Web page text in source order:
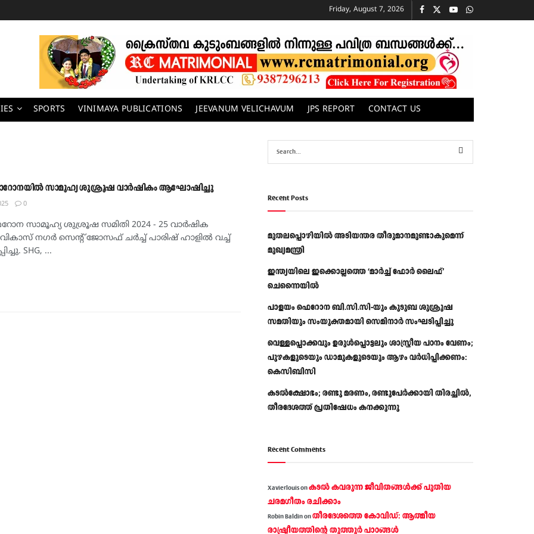
Friday, August 7, 2026
SPORTS VINIMAYA PUBLICATIONS JEEVANUM VELICHAVUM JPS REPORT CONTACT US
സാമൂഹ്യ ശുശ്രൂഷ വാർഷികം ആഘോഷിച്ചു
0
സാമൂഹ്യ ശുശ്രൂഷ സമിതി 2024 - 25 വാർഷിക
നഗർ സെന്റ് ജോസഫ് ചർച്ച് പാരിഷ് ഹാളിൽ വച്ച്
SHG, ...
Recent Posts
മുതലപ്പൊഴിയിൽ അടിയന്തര തീരുമാനമുണ്ടാകുമെന്ന്
മുഖ്യമന്ത്രി
ഇന്ത്യയിലെ ഇക്കൊല്ലത്തെ ‘മാർച്ച് ഫോർ ലൈഫ്’
ചെന്നൈയിൽ
പാളയം ഫെറോന ബി.സി.സി-യും കുടുബ ശുശ്രൂഷ
സമതിയും സംയുക്തമായി സെമിനാർ സംഘടിപ്പിച്ചു
വെള്ളപ്പൊക്കവും ഉരുള്‍പ്പൊട്ടലും ശാസ്ത്രീയ പഠനം വേണം;
പുഴകളുടെയും ഡാമുകളുടെയും ആഴം വര്‍ധിപ്പിക്കണം:
കെസിബിസി
കടൽക്ഷോഭം; രണ്ടു മരണം, രണ്ടുപേർക്കായി തിരച്ചിൽ,
തീരദേശത്ത് പ്രതിഷേധം കനക്കുന്നു
Recent Comments
Xavierlouisonകടല്‍ കവരുന്ന ജീവിതങ്ങള്‍ക്ക് പുതിയ
ചരമഗീതം രചിക്കാം
Robin Baldinonതീരദേശത്തെ കോവിഡ്: ആത്മീയ
രാഷ്ട്രീയത്തിന്റെ തൂത്തൂര്‍ പാഠങ്ങൾ